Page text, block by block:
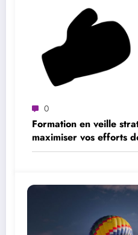
0
Formation en veille
maximiser vos efforts
d’analyse